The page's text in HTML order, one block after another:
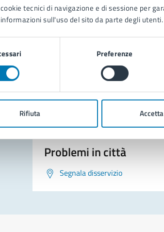
tecnici di navigazione e di sessione per
sull'uso del sito da parte degli utenti.
Preferenze
Rifiuta
Contatta il comune
Prenota appuntamento
Problemi in città
Segnala disservizio